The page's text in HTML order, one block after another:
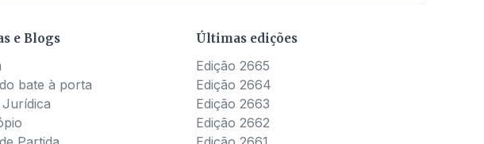
e Blogs
bate à porta
Últimas edições
Edição 2665
Edição 2664
Edição 2663
Edição 2662